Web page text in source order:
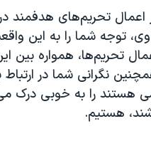
اعمال تحریم‌های هدفمند
توجه شما را به این
تحریم‌ها، همواره
نگرانی شما در ارتباط
هستند را به خوبی درک می
هستیم.